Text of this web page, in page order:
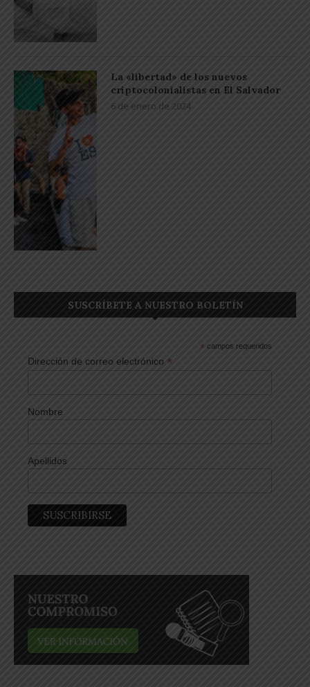
La «libertad» de los nuevos
criptocolonialistas en El Salvador
6 de enero de 2024
SUSCRÍBETE A NUESTRO BOLETÍN
* campos requeridos
Dirección de correo electrónico *
Nombre
Apellidos